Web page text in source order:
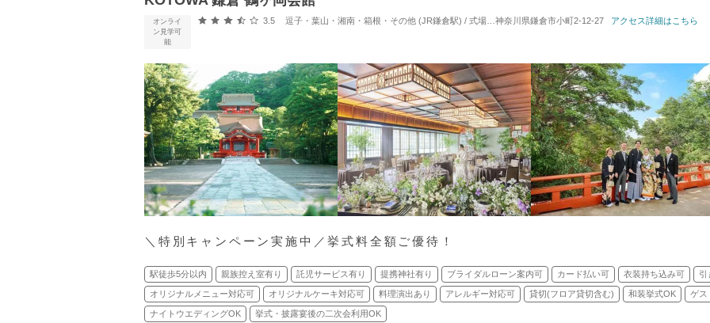
オンライ
ン見学可
能
口コミ評価
3.5 逗子・葉山・湘南・箱根・その他 (JR鎌倉駅) / 式場・ゲストハウス 対応人数: 着席：2名 ～ 140名 挙式スタ
神奈川県鎌倉市小町2-12-27 アクセス詳細はこちら
＼特別キャンペーン実施中／挙式料全額ご優待！
駅徒歩5分以内 親族控え室有り 託児サービス有り 提携神社有り ブライダルローン案内可 カード払い可 衣装持ち込み可 引
オリジナルメニュー対応可 オリジナルケーキ対応可 料理演出あり アレルギー対応可 貸切(フロア貸切含む) 和装挙式OK ゲス
ナイトウエディングOK 挙式・披露宴後の二次会利用OK